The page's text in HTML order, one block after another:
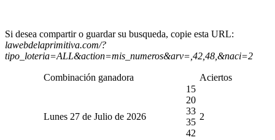
Si desea compartir o guardar su busqueda, copie esta URL:
lawebdelaprimitiva.com/?
tipo_loteria=ALL&action=mis_numeros&arv=,42,48,&naci=2
Combinación ganadora Aciertos
Lunes 27 de Julio de 2026
15
20
33
35
42
2